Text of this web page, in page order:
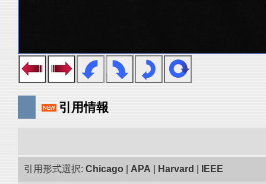
引用情報
引用形式選択: Chicago APA Harvard IEEE